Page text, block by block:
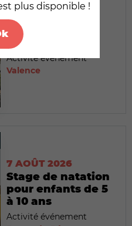
plus disponible !
7 AOÛT 2026
Le Petit Train
touristique
Activité événement
Valence
7 AOÛT 2026
Stage de natation
pour enfants de 5
à 10 ans
Activité événement